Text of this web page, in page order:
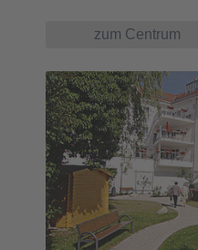
zum Centrum